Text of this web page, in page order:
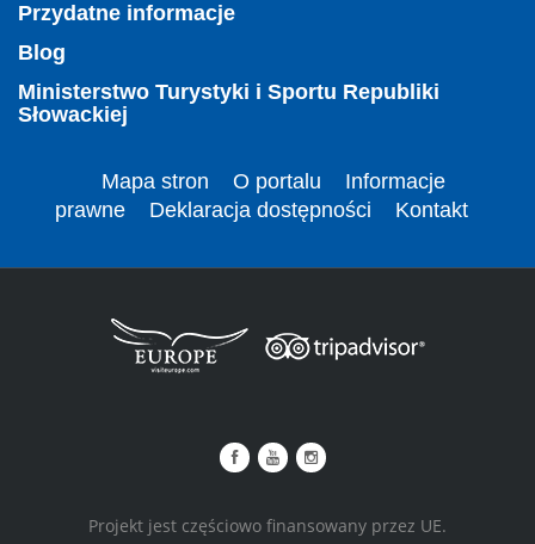
Przydatne informacje
Blog
Ministerstwo Turystyki i Sportu Republiki
Słowackiej
Mapa stron O portalu
Informacje
prawne
Deklaracja dostępności Kontakt
Projekt jest częściowo finansowany przez UE.